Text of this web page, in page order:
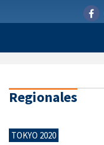
Regionales
TOKYO 2020